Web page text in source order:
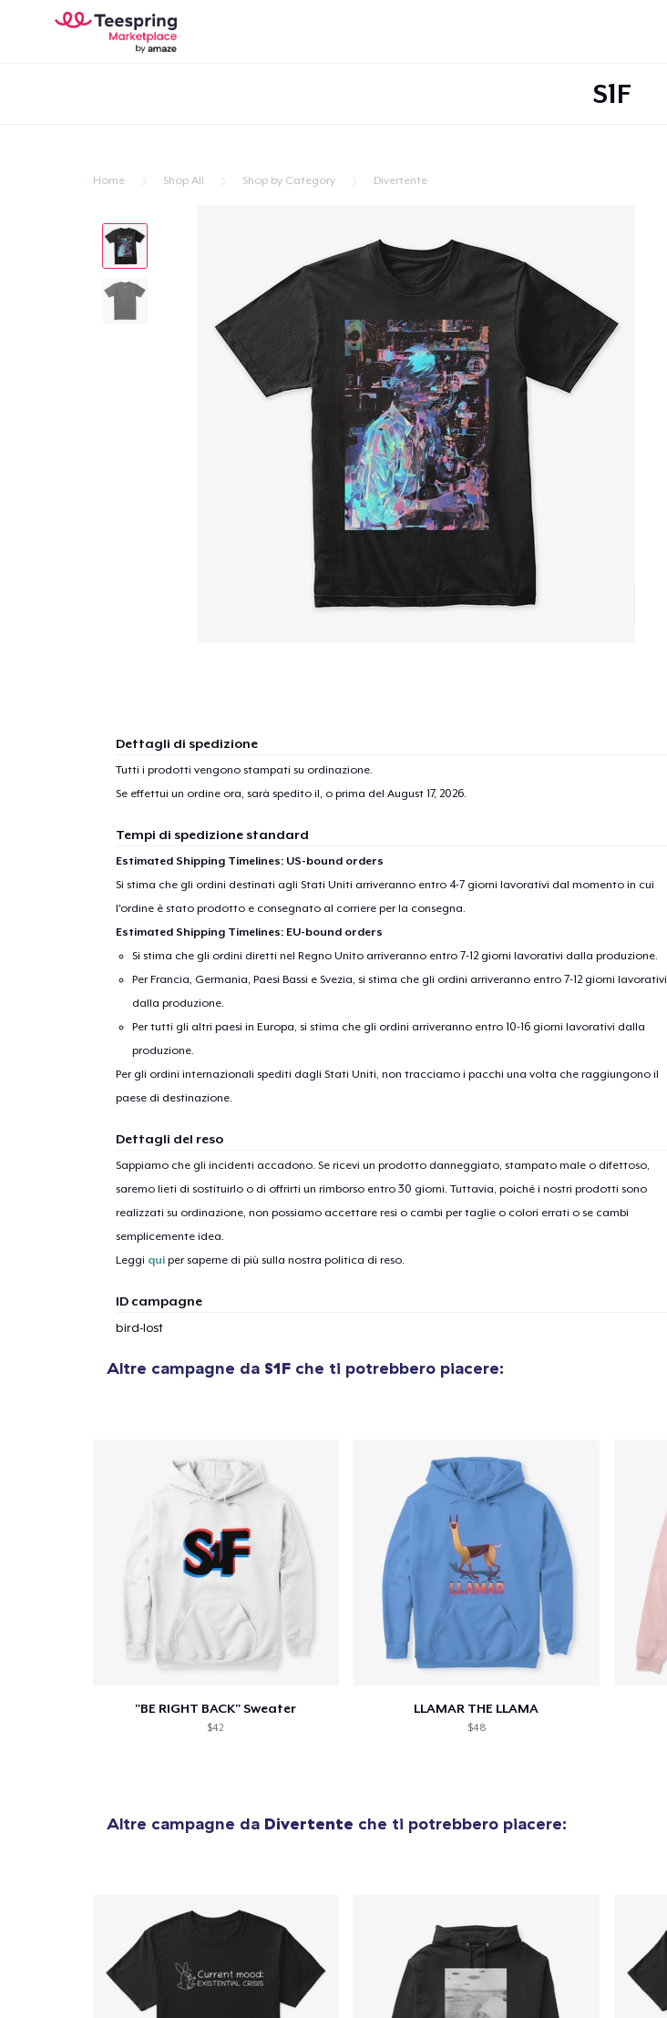
S1F
Home Shop All Shop by Category Divertente
Dettagli di spedizione
Tutti i prodotti vengono stampati su ordinazione.
Se effettui un ordine ora, sarà spedito il, o prima del August 17, 2026.
Tempi di spedizione standard
Estimated Shipping Timelines: US-bound orders
Si stima che gli ordini destinati agli Stati Uniti arriveranno entro 4-7 giorni lavorativi dal momento in cui
l'ordine è stato prodotto e consegnato al corriere per la consegna.
Estimated Shipping Timelines: EU-bound orders
Si stima che gli ordini diretti nel Regno Unito arriveranno entro 7-12 giorni lavorativi dalla produzione.
Per Francia, Germania, Paesi Bassi e Svezia, si stima che gli ordini arriveranno entro 7-12 giorni lavorativi
dalla produzione.
Per tutti gli altri paesi in Europa, si stima che gli ordini arriveranno entro 10-16 giorni lavorativi dalla
produzione.
Per gli ordini internazionali spediti dagli Stati Uniti, non tracciamo i pacchi una volta che raggiungono il
paese di destinazione.
Dettagli del reso
Sappiamo che gli incidenti accadono. Se ricevi un prodotto danneggiato, stampato male o difettoso,
saremo lieti di sostituirlo o di offrirti un rimborso entro 30 giorni. Tuttavia, poiché i nostri prodotti sono
realizzati su ordinazione, non possiamo accettare resi o cambi per taglie o colori errati o se cambi
semplicemente idea.
Leggi quiper saperne di più sulla nostra politica di reso.
ID campagne
bird-lost
Altre campagne da S1F che ti potrebbero piacere:
"BE RIGHT BACK" Sweater
$42
LLAMAR THE LLAMA
$48
Altre campagne da Divertente che ti potrebbero piacere:
articolo aggiunto al